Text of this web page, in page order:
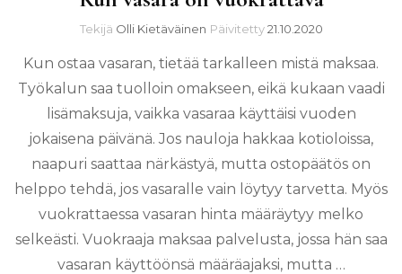
Tekijä Olli Kietäväinen Päivitetty21.10.2020
Kun ostaa vasaran, tietää tarkalleen mistä maksaa.
Työkalun saa tuolloin omakseen, eikä kukaan vaadi
lisämaksuja, vaikka vasaraa käyttäisi vuoden
jokaisena päivänä. Jos nauloja hakkaa kotioloissa,
naapuri saattaa närkästyä, mutta ostopäätös on
helppo tehdä, jos vasaralle vain löytyy tarvetta. Myös
vuokrattaessa vasaran hinta määräytyy melko
selkeästi. Vuokraaja maksaa palvelusta, jossa hän saa
vasaran käyttöönsä määräajaksi, mutta …